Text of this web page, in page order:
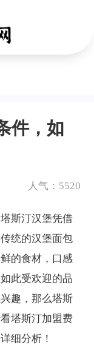
件，如
人气：5520
斯汀汉堡凭借
统的汉堡面包
的食材，口感
此受欢迎的品
趣，那么塔斯
塔斯汀加盟费
细分析！